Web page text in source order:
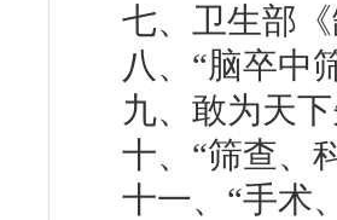
七、卫生部
八、“脑卒中
九、敢为天
十、“筛查、
十一、“手术